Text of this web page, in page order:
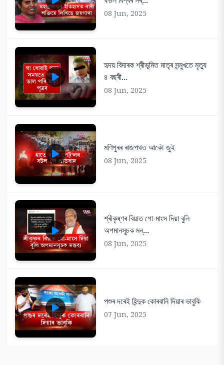
08 Jun, 2025
হৃদয় বিদাৰক শ্ৰীভূমিত মাতৃৰ সন্মুখতে মৃত্যু
৪ বছৰী...
08 Jun, 2025
মণিপুৰৰ ৰাজপথত আকৌ জুই
08 Jun, 2025
শ্ৰীকৃষ্ণৰ বিয়াত গো-মাংস দিয়া বুলি
অপমানসূচক মন্...
08 Jun, 2025
পশুৰ দৰেই হিন্দুক কোৰবানি দিয়াৰ ভাবুকি
07 Jun, 2025